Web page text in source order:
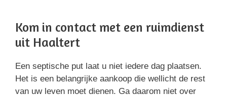
Kom in contact met een ruimdienst
uit Haaltert
Een septische put laat u niet iedere dag plaatsen.
Het is een belangrijke aankoop die wellicht de rest
van uw leven moet dienen. Ga daarom niet over